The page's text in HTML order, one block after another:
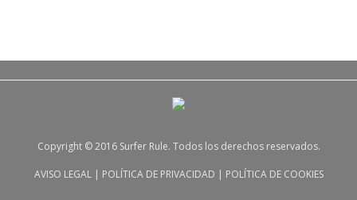
Copyright © 2016 Surfer Rule. Todos los derechos reservados.
AVISO LEGAL| POLÍTICA DE PRIVACIDAD | POLÍTICA DE COOKIES